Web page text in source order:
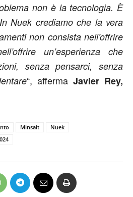
non è la tecnologia. È
Nuek crediamo che la vera
non consista nell’offrire
un’esperienza che
senza pensarci, senza
“, afferma Javier Rey,
Minsait
Nuek